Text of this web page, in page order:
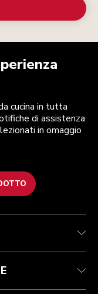
cucina in tutta
di assistenza
in omaggio